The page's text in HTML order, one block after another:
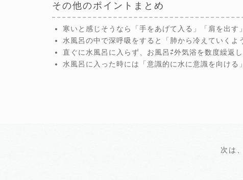
その他のポイントまとめ
寒いと感じそうなら「手をあげて入る」「肩を出す
水風呂の中で深呼吸をすると「肺から冷えていく
直ぐに水風呂に入らず、お風呂⇄外気浴を数度繰返
水風呂に入った時には「意識的に水に意識を向ける
次は